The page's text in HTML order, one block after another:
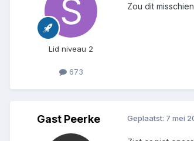
Lid niveau 2
673
Zou dit
Gast Peerke Geplaatst: 7 mei